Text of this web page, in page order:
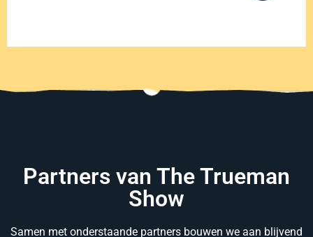
Partners van The Trueman
Show
Samen met onderstaande partners bouwen we aan blijvend